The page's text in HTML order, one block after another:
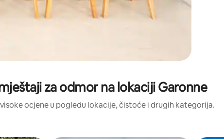
za odmor na lokaciji Garonne
ocjene u pogledu lokacije, čistoće i drugih kategorija.